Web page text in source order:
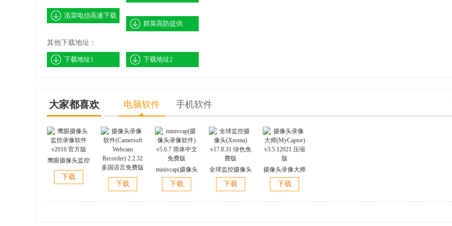
迅雷电信高速下载
群英高防提供
其他下载地址：
下载地址1 下载地址2
大家都喜欢 电脑软件 手机软件
鹰眼摄像头监控
录像软件 v2016
官方版
下载
摄像头录像软件
(Camersoft
下载
minivcap(摄像头
录像软件) v5.6.7
简体中文免费版
下载
全球监控摄像头
(Xeoma)
v17.8.31 绿色免
下载
摄像头录像大师
(MyCaptor)
v3.5.12021 压缩
下载